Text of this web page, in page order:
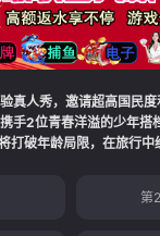
真人秀，邀请超高国民
手2位青春洋溢的少年搭
打破年龄局限，在旅行中
第